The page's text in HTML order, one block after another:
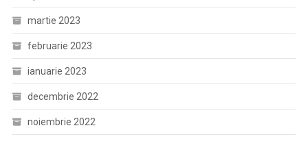
martie 2023
februarie 2023
ianuarie 2023
decembrie 2022
noiembrie 2022